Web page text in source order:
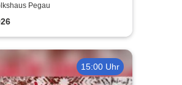
Pegau
15:00 Uhr